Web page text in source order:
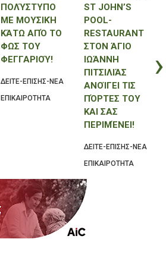
ΠΟΛΎΣΤΥΠΟ
ΜΕ ΜΟΥΣΙΚΉ
ΚΆΤΩ ΑΠΌ ΤΟ
ΦΩΣ ΤΟΥ
ΦΕΓΓΑΡΙΟΎ!
ΔΕΙΤΕ-ΕΠΙΣΗΣ-ΝΕΑ
ΕΠΙΚΑΙΡΟΤΗΤΑ
ST JOHN’S
POOL-
RESTAURANT
ΣΤΟΝ ΆΓΙΟ
ΙΩΆΝΝΗ
ΠΙΤΣΙΛΙΆΣ
ΑΝΟΊΓΕΙ ΤΙΣ
ΠΌΡΤΕΣ ΤΟΥ
ΚΑΙ ΣΑΣ
ΠΕΡΙΜΈΝΕΙ!
ΔΕΙΤΕ-ΕΠΙΣΗΣ-ΝΕΑ
ΕΠΙΚΑΙΡΟΤΗΤΑ
›